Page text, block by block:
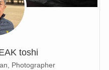
toshi
Photographer